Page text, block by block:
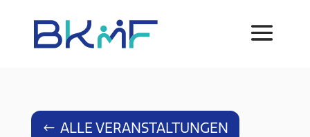
ALLE VERANSTALTUNGEN